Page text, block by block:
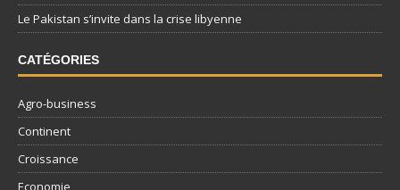
Le Pakistan s’invite dans la crise libyenne
CATÉGORIES
Agro-business
Continent
Croissance
Economie